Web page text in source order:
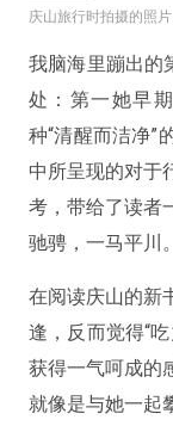
庆山旅行时拍摄的照
我脑海里蹦出的
处：第一她早
种“清醒而洁净”
中所呈现的对于
考，带给了读者
驰骋，一马平川。
在阅读庆山的新
逢，反而觉得“
获得一气呵成的
就像是与她一起